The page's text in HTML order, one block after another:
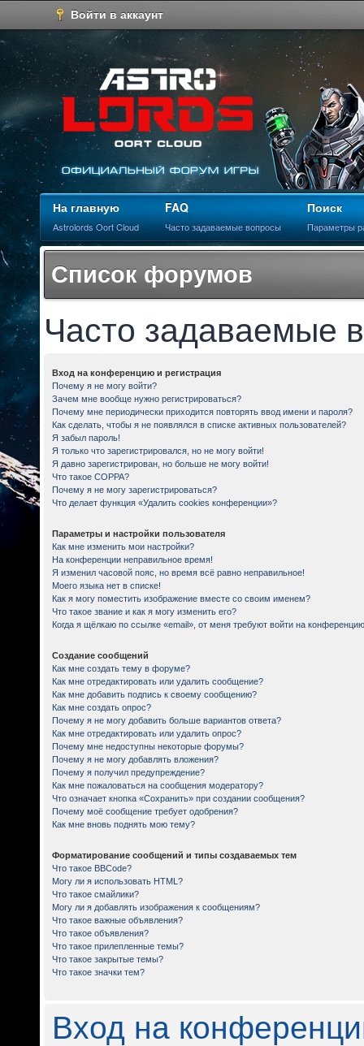
Войти в аккаунт
На главную
Astrolords Oort Cloud
FAQ
Часто задаваемые вопросы
Поиск
Параметры
Список форумов
Часто задаваемые
Вход на конференцию и регистрация
Почему я не могу войти?
Зачем мне вообще нужно регистрироваться?
Почему мне периодически приходится повторять ввод имени и пароля?
Как сделать, чтобы я не появлялся в списке активных пользователей?
Я забыл пароль!
Я только что зарегистрировался, но не могу войти!
Я давно зарегистрирован, но больше не могу войти!
Что такое COPPA?
Почему я не могу зарегистрироваться?
Что делает функция «Удалить cookies конференции»?
Параметры и настройки пользователя
Как мне изменить мои настройки?
На конференции неправильное время!
Я изменил часовой пояс, но время всё равно неправильное!
Моего языка нет в списке!
Как я могу поместить изображение вместе со своим именем?
Что такое звание и как я могу изменить его?
Когда я щёлкаю по ссылке «email», от меня требуют войти на
Создание сообщений
Как мне создать тему в форуме?
Как мне отредактировать или удалить сообщение?
Как мне добавить подпись к своему сообщению?
Как мне создать опрос?
Почему я не могу добавить больше вариантов ответа?
Как мне отредактировать или удалить опрос?
Почему мне недоступны некоторые форумы?
Почему я не могу добавлять вложения?
Почему я получил предупреждение?
Как мне пожаловаться на сообщения модератору?
Что означает кнопка «Сохранить» при создании сообщения?
Почему моё сообщение требует одобрения?
Как мне вновь поднять мою тему?
Форматирование сообщений и типы создаваемых тем
Что такое BBCode?
Могу ли я использовать HTML?
Что такое смайлики?
Могу ли я добавлять изображения к сообщениям?
Что такое важные объявления?
Что такое объявления?
Что такое прилепленные темы?
Что такое закрытые темы?
Что такое значки тем?
Вход на